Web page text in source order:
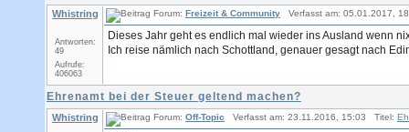
Whistring
Antworten:
49
Aufrufe:
406063
Forum: Freizeit & Community Verfasst am: 05.01.2017,
Dieses Jahr geht es endlich mal wieder ins Ausland wenn
Ich reise nämlich nach Schottland, genauer gesagt nach
Ehrenamt bei der Steuer geltend machen?
Whistring Forum: Off-Topic Verfasst am: 23.11.2016, 15:03 Titel: